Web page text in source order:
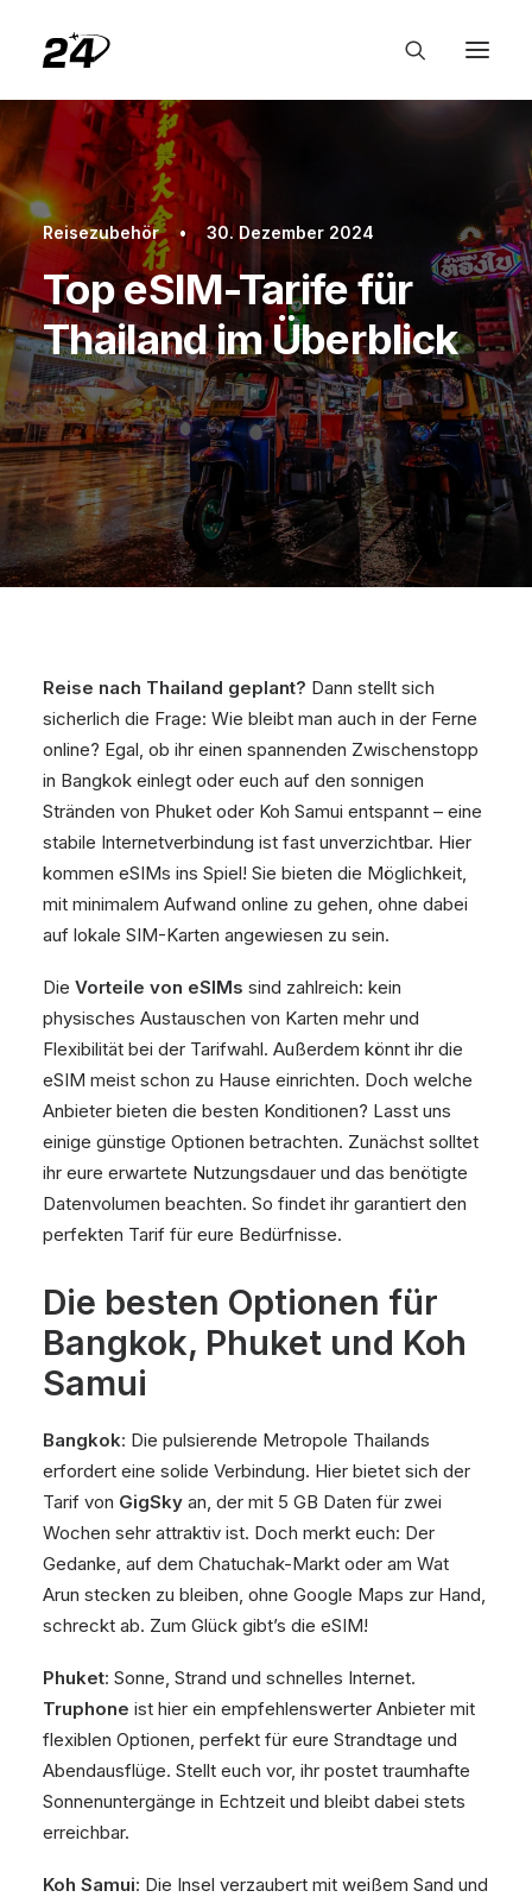
Reisezubehör • 30. Dezember 2024
Top eSIM-Tarife für
Thailand im Überblick
Reise nach Thailand geplant? Dann stellt sich
sicherlich die Frage: Wie bleibt man auch in der Ferne
online? Egal, ob ihr einen spannenden Zwischenstopp
in Bangkok einlegt oder euch auf den sonnigen
Stränden von Phuket oder Koh Samui entspannt – eine
stabile Internetverbindung ist fast unverzichtbar. Hier
kommen eSIMs ins Spiel! Sie bieten die Möglichkeit,
mit minimalem Aufwand online zu gehen, ohne dabei
auf lokale SIM-Karten angewiesen zu sein.
Die Vorteile von eSIMs sind zahlreich: kein
physisches Austauschen von Karten mehr und
Flexibilität bei der Tarifwahl. Außerdem könnt ihr die
eSIM meist schon zu Hause einrichten. Doch welche
Anbieter bieten die besten Konditionen? Lasst uns
einige günstige Optionen betrachten. Zunächst solltet
ihr eure erwartete Nutzungsdauer und das benötigte
Datenvolumen beachten. So findet ihr garantiert den
perfekten Tarif für eure Bedürfnisse.
Die besten Optionen für
Bangkok, Phuket und Koh
Samui
Bangkok: Die pulsierende Metropole Thailands
erfordert eine solide Verbindung. Hier bietet sich der
Tarif von GigSky an, der mit 5 GB Daten für zwei
Wochen sehr attraktiv ist. Doch merkt euch: Der
Gedanke, auf dem Chatuchak-Markt oder am Wat
Arun stecken zu bleiben, ohne Google Maps zur Hand,
schreckt ab. Zum Glück gibt’s die eSIM!
Phuket: Sonne, Strand und schnelles Internet.
Truphone ist hier ein empfehlenswerter Anbieter mit
flexiblen Optionen, perfekt für eure Strandtage und
Abendausflüge. Stellt euch vor, ihr postet traumhafte
Sonnenuntergänge in Echtzeit und bleibt dabei stets
erreichbar.
Koh Samui: Die Insel verzaubert mit weißem Sand und